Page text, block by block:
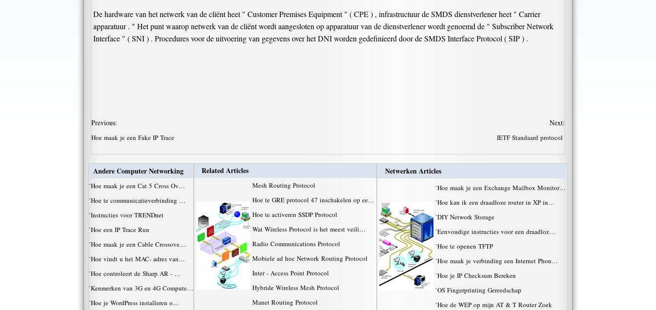
De hardware van het netwerk van de cliënt heet " Customer Premises Equipment " ( CPE ) , infrastructuur de SMDS dienstverlener heet " Carrier
apparatuur . " Het punt waarop netwerk van de cliënt wordt aangesloten op apparatuur van de dienstverlener wordt genoemd de " Subscriber Network
Interface " ( SNI ) . Procedures voor de uitvoering van gegevens over het DNI worden gedefinieerd door de SMDS Interface Protocol ( SIP ) .
Previous:
Hoe maak je een Fake IP Trace
Next:
IETF Standaard protocol
Andere Computer Networking
·Hoe maak je een Cat 5 Cross Ov…
·Hoe te communicatieverbinding …
·Instructies voor TRENDnet
·Hoe een IP Trace Run
·Hoe maak je een Cable Crossove…
·Hoe vindt u het MAC- adres van…
·Hoe controleert de Sharp AR - …
·Kenmerken van 3G en 4G Compute…
·Hoe je WordPress installeren o…
Related Articles
Mesh Routing Protocol
Hoe te GRE protocol 47 inschakelen op ee…
Hoe te activeren SSDP Protocol
Wat Wireless Protocol is het meest veili…
Radio Communications Protocol
Mobiele ad hoc Network Routing Protocol
Inter - Access Point Protocol
Hybride Wireless Mesh Protocol
Manet Routing Protocol
Netwerken Articles
·Hoe maak je een Exchange Mailbox Monitor…
·Hoe kan ik een draadloze router in XP in…
·DIY Network Storage
·Eenvoudige instructies voor een draadloz…
·Hoe te openen TFTP
·Hoe maak je verbinding een Internet Phon…
·Hoe je IP Checksum Bereken
·OS Fingerprinting Gereedschap
·Hoe de WEP op mijn AT & T Router Zoek